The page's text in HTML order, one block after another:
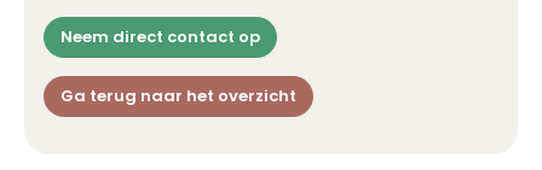
Neem direct contact op
Ga terug naar het overzicht